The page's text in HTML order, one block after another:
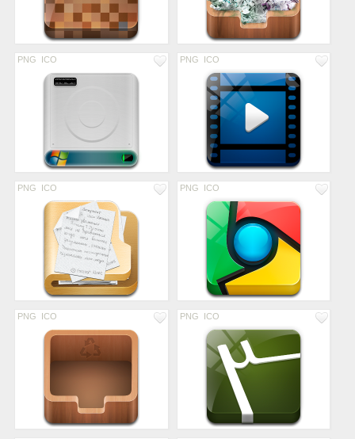
PNG ICO PNG ICO
PNG ICO PNG ICO
PNG ICO PNG ICO